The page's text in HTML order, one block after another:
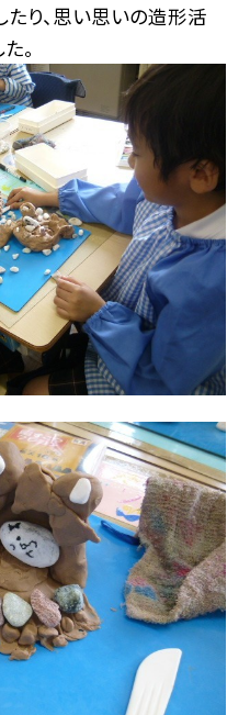
たり、思い思いの造形活
。